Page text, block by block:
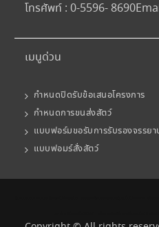
โทรศัพท์ : 0-5596- 8690
เมนูด่วน
กำหนดปิดรับข้อเสนอโครงการ
กำหนดการขนส่งสัตว์
แบบฟอร์มขอรับการรับรองจรรย
แบบฟอมร์สั่งสัตว์